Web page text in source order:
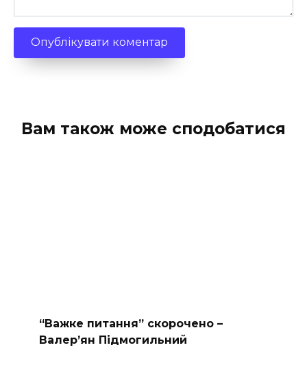
Вам також може сподобатися
“Важке питання” скорочено –
Валер’ян Підмогильний